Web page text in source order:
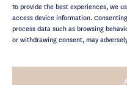
To provide the best experiences, we
access device information.
process data such as browsing
or withdrawing consent, may